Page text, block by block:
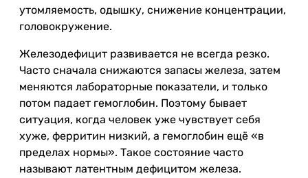
утомляемость, одышку, снижение концентрации,
головокружение.
Железодефицит развивается не всегда резко.
Часто сначала снижаются запасы железа, затем
меняются лабораторные показатели, и только
потом падает гемоглобин. Поэтому бывает
ситуация, когда человек уже чувствует себя
хуже, ферритин низкий, а гемоглобин ещё «в
пределах нормы». Такое состояние часто
называют латентным дефицитом железа.